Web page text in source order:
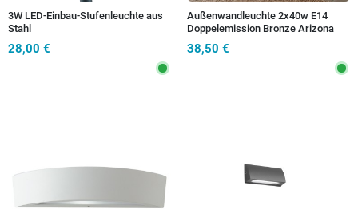
3W LED-Einbau-Stufenleuchte aus
Stahl
28,00 €
Außenwandleuchte 2x40w E14
Doppelemission Bronze Arizona
38,50 €